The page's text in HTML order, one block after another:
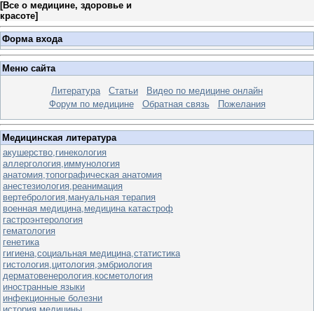
[Все о медицине, здоровье и
красоте]
Форма входа
Меню сайта
Литература Статьи
Видео по медицине онлайн
Форум по медицине
Обратная связь Пожелания
Медицинская литература
акушерство,гинекология
аллергология,иммунология
анатомия,топографическая анатомия
анестезиология,реанимация
вертебрология,мануальная терапия
военная медицина,медицина катастроф
гастроэнтерология
гематология
генетика
гигиена,социальная медицина,статистика
гистология,цитология,эмбриология
дерматовенерология,косметология
иностранные языки
инфекционные болезни